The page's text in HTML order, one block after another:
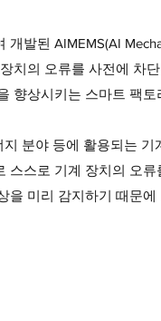
개발된 AIMEMS(AI
치의 오류를 사전에 차
향상시키는 스마트 팩
지 분야 등에 활용되는
스스로 기계 장치의 오
을 미리 감지하기 때문